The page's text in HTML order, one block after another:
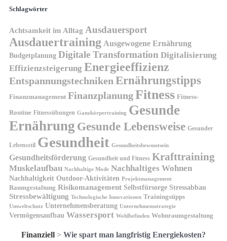
Schlagwörter
Achtsamkeit im Alltag Ausdauersport
Ausdauertraining Ausgewogene Ernährung
Budgetplanung Digitale Transformation Digitalisierung
Effizienzsteigerung Energieeffizienz
Entspannungstechniken Ernährungstipps
Finanzmanagement Finanzplanung Fitness Fitness-
Routine Fitnessübungen Ganzkörpertraining Gesunde
Ernährung Gesunde Lebensweise Gesunder
Lebensstil Gesundheit Gesundheitsbewusstsein
Gesundheitsförderung Gesundheit und Fitness Krafttraining
Muskelaufbau Nachhaltige Mode Nachhaltiges Wohnen
Nachhaltigkeit Outdoor-Aktivitäten Projektmanagement
Raumgestaltung Risikomanagement Selbstfürsorge Stressabbau
Stressbewältigung Technologische Innovationen Trainingstipps
Umweltschutz Unternehmensberatung Unternehmensstrategie
Vermögensaufbau Wassersport Wohlbefinden Wohnraumgestaltung
Finanziell > Wie spart man langfristig Energiekosten?